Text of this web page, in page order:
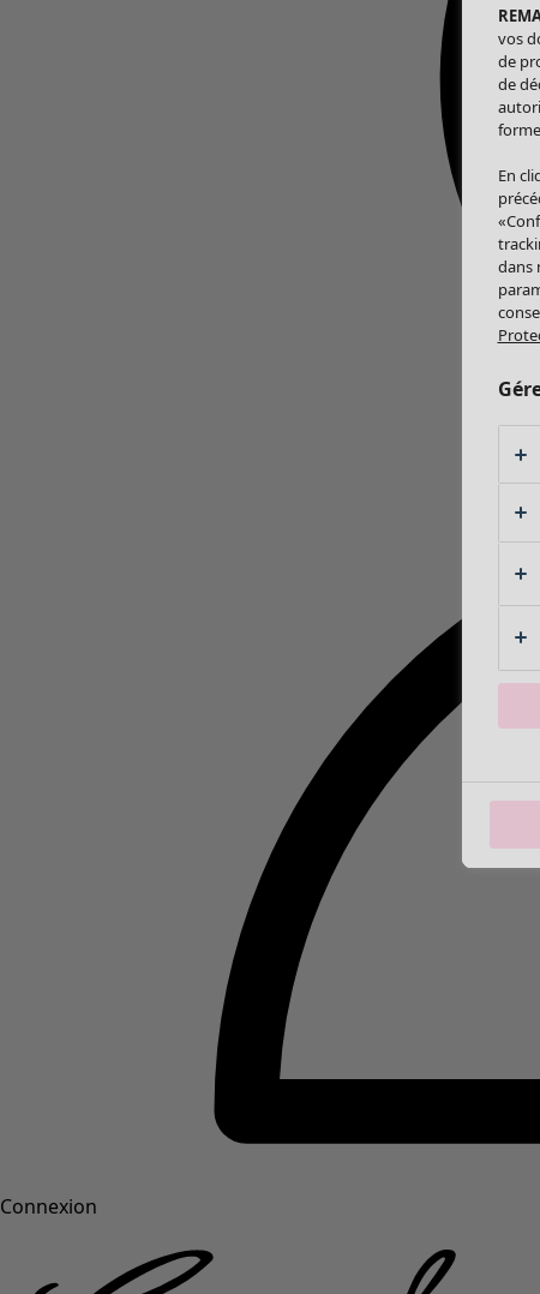
Connexion
vos
de
de
En
dans